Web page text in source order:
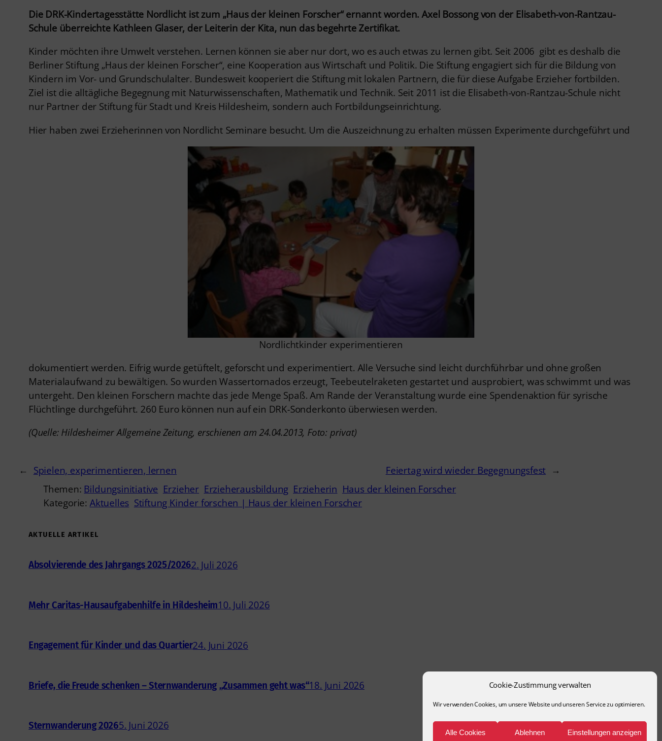
Cookie-Zustimmung verwalten
Wir verwenden Cookies, um unsere Website und unseren Service zu optimieren.
Alle Cookies Ablehnen Einstellungen anzeigen
Die DRK-Kindertagesstätte Nordlicht ist zum „Haus der kleinen Forscher“ ernannt worden. Axel Bossong von der Elisabeth-von-Rantzau-
Schule überreichte Kathleen Glaser, der Leiterin der Kita, nun das begehrte Zertifikat.
Kinder möchten ihre Umwelt verstehen. Lernen können sie aber nur dort, wo es auch etwas zu lernen gibt. Seit 2006 gibt es deshalb die
Berliner Stiftung „Haus der kleinen Forscher“, eine Kooperation aus Wirtschaft und Politik. Die Stiftung engagiert sich für die Bildung von
Kindern im Vor- und Grundschulalter. Bundesweit kooperiert die Stiftung mit lokalen Partnern, die für diese Aufgabe Erzieher fortbilden.
Ziel ist die alltägliche Begegnung mit Naturwissenschaften, Mathematik und Technik. Seit 2011 ist die Elisabeth-von-Rantzau-Schule nicht
nur Partner der Stiftung für Stadt und Kreis Hildesheim, sondern auch Fortbildungseinrichtung.
Hier haben zwei Erzieherinnen von Nordlicht Seminare besucht. Um die Auszeichnung zu erhalten müssen Experimente durchgeführt und
Nordlichtkinder experimentieren
dokumentiert werden. Eifrig wurde getüftelt, geforscht und experimentiert. Alle Versuche sind leicht durchführbar und ohne großen
Materialaufwand zu bewältigen. So wurden Wassertornados erzeugt, Teebeutelraketen gestartet und ausprobiert, was schwimmt und was
untergeht. Den kleinen Forschern machte das jede Menge Spaß. Am Rande der Veranstaltung wurde eine Spendenaktion für syrische
Flüchtlinge durchgeführt. 260 Euro können nun auf ein DRK-Sonderkonto überwiesen werden.
(Quelle: Hildesheimer Allgemeine Zeitung, erschienen am 24.04.2013, Foto: privat)
← Spielen, experimentieren, lernen Feiertag wird wieder Begegnungsfest →
Themen: Bildungsinitiative Erzieher Erzieherausbildung Erzieherin Haus der kleinen Forscher
Kategorie: Aktuelles Stiftung Kinder forschen | Haus der kleinen Forscher
AKTUELLE ARTIKEL
Absolvierende des Jahrgangs 2025/20262. Juli 2026
Mehr Caritas-Hausaufgabenhilfe in Hildesheim10. Juli 2026
Engagement für Kinder und das Quartier24. Juni 2026
Briefe, die Freude schenken – Sternwanderung „Zusammen geht was“18. Juni 2026
Sternwanderung 20265. Juni 2026